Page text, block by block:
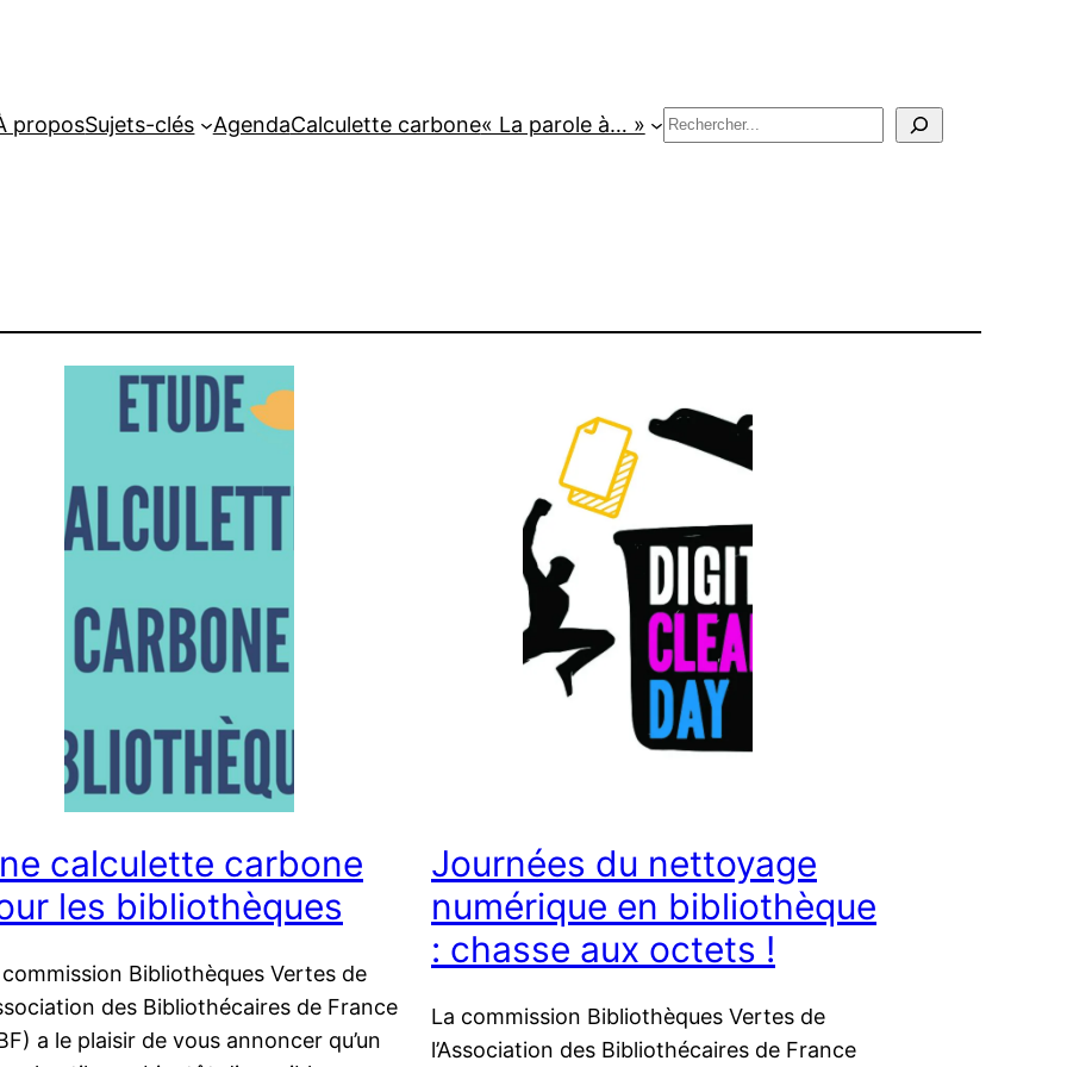
proposSujets-clés AgendaCalculette carbone« La parole à… » Rechercher
calculette carbone
les bibliothèques
commission Bibliothèques Vertes de
des Bibliothécaires de France
a le plaisir de vous annoncer qu’un
Journées du nettoyage
numérique en bibliothèque
: chasse aux octets !
La commission Bibliothèques Vertes de
l’Association des Bibliothécaires de France